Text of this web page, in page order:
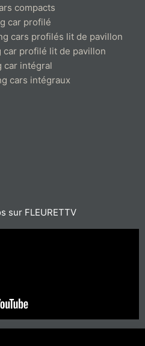
compacts
car profilé
cars profilés lit de pavillon
car profilé lit de pavillon
car intégral
cars intégraux
sur FLEURETTV